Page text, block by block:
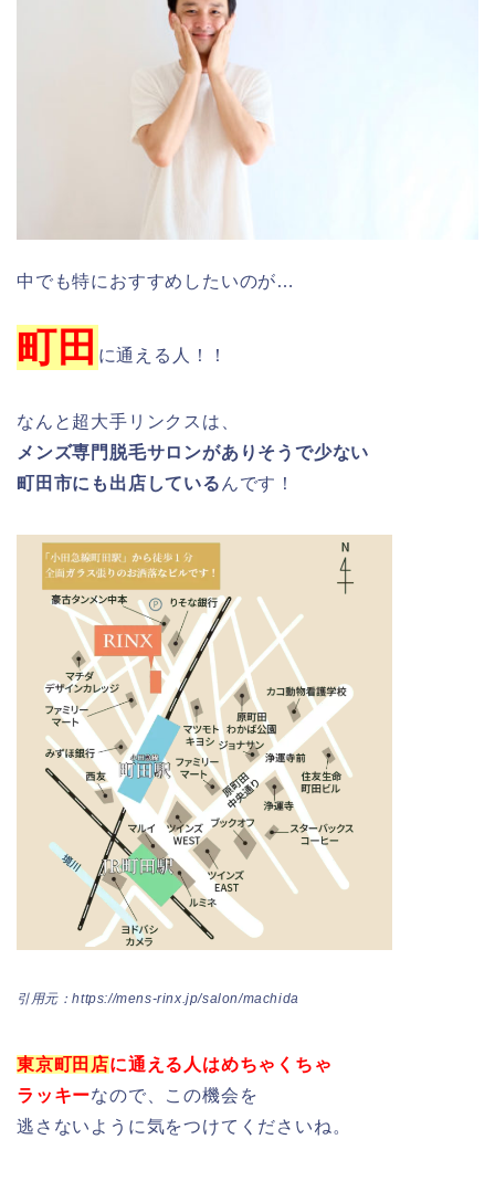
中でも特におすすめしたいのが…
町田 に通える人！！
なんと超大手リンクスは、
メンズ専門脱毛サロンがありそうで少ない
町田市にも出店している んです！
引用元：https://mens-rinx.jp/salon/machida
東京町田店に通える人はめちゃくちゃ
ラッキーなので、この機会を
逃さないように気をつけてくださいね。